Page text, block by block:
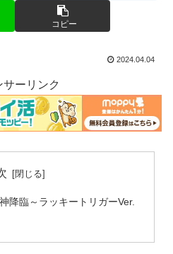
コピー
2024.04.04
サーリンク
降臨～ラッキートリガーVer.